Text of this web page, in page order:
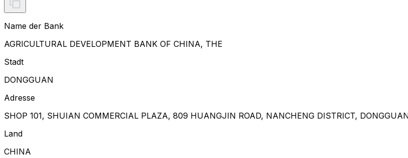
Name der Bank
AGRICULTURAL DEVELOPMENT BANK OF CHINA, THE
Stadt
DONGGUAN
Adresse
SHOP 101, SHUIAN COMMERCIAL PLAZA, 809 HUANGJIN ROAD, NANCHENG DISTRICT,
Land
CHINA